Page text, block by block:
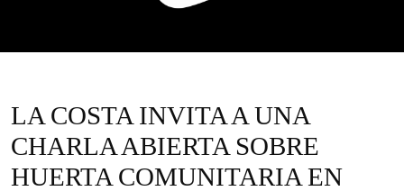
LA COSTA INVITA A UNA
CHARLA ABIERTA SOBRE
HUERTA COMUNITARIA EN